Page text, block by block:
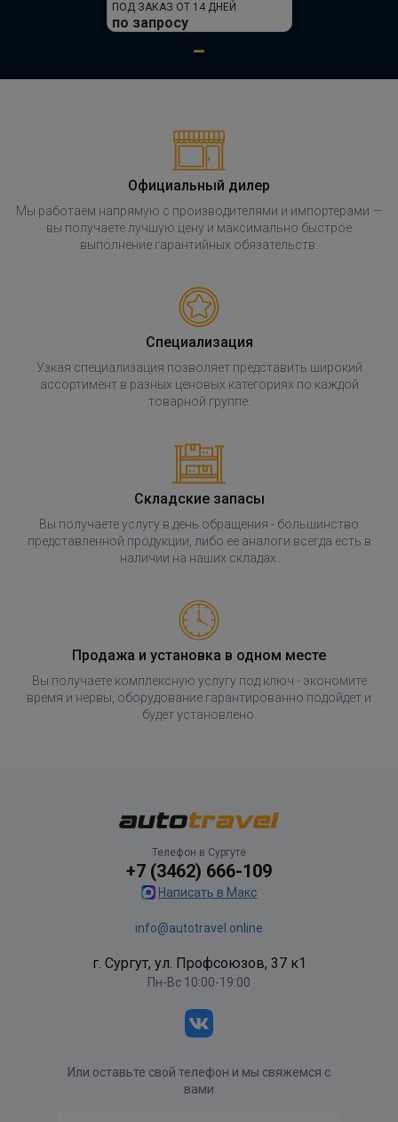
ПОД ЗАКАЗ ОТ 14 ДНЕЙ
по запросу
Официальный дилер
Мы работаем напрямую с производителями и импортерами —
вы получаете лучшую цену и максимально быстрое
выполнение гарантийных обязательств.
Специализация
Узкая специализация позволяет представить широкий
ассортимент в разных ценовых категориях по каждой
товарной группе.
Складские запасы
Вы получаете услугу в день обращения - большинство
представленной продукции, либо ее аналоги всегда есть в
наличии на наших складах.
Продажа и установка в одном месте
Вы получаете комплексную услугу под ключ - экономите
время и нервы, оборудование гарантированно подойдет и
будет установлено.
Телефон в Сургуте
+7 (3462) 666-109
Написать в Макс
info@autotravel.online
г. Сургут, ул. Профсоюзов, 37 к1
Пн-Вс 10:00-19:00
Или оставьте свой телефон и мы свяжемся с
вами